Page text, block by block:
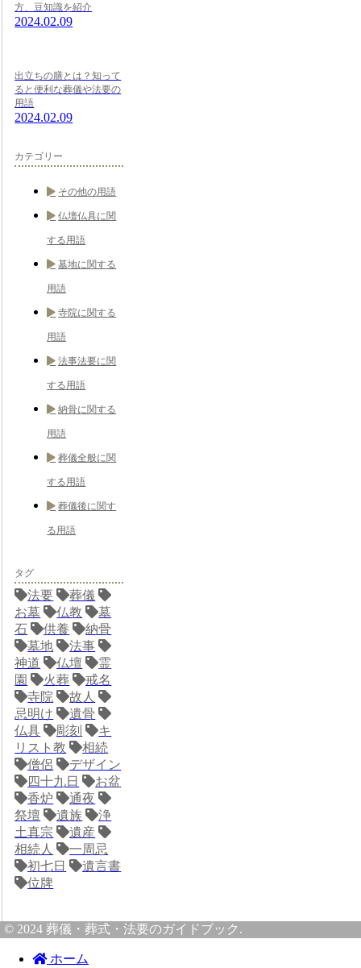
方、豆知識を紹介
2024.02.09
出立ちの膳とは？知って
ると便利な葬儀や法要の
用語
2024.02.09
カテゴリー
その他の用語
仏壇仏具に関
する用語
墓地に関する
用語
寺院に関する
用語
法事法要に関
する用語
納骨に関する
用語
葬儀全般に関
する用語
葬儀後に関す
る用語
タグ
法要
葬儀
お墓
仏教
墓
石
供養
納骨
墓地
法事
神道
仏壇
霊
園
火葬
戒名
寺院
故人
忌明け
遺骨
仏具
彫刻
キ
リスト教
相続
僧侶
デザイン
四十九日
お盆
香炉
通夜
祭壇
遺族
浄
土真宗
遺産
相続人
一周忌
初七日
遺言書
位牌
© 2024 葬儀・葬式・法要のガイドブック.
ホーム